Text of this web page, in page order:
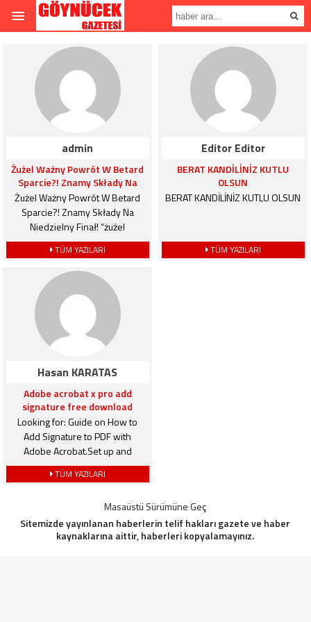
admin
Żużel Ważny Powrót W Betard
Sparcie?! Znamy Składy Na
Niedzielny Finał
Żużel Ważny Powrót W Betard
Sparcie?! Znamy Składy Na
Niedzielny Finał! “żużel
Wiadomości Sportowe, Wyniki I
Relacje Na Żywo, Tabele,
Terminarze Content Wyniki Em
Żywo Właściciel Orła Zdradził
Plany Chce Ściągnąć
Zawodników Z Pge Ekstraligi!
Odbiorą Grand Prix Toruniowi?
Polityk Pis Chce Powrotu Wielkiej
Cykl Speedway Grand Prix (sgp)
Obstawianie Na […]
TÜM YAZILARI
Editor Editor
BERAT KANDİLİNİZ KUTLU
OLSUN
BERAT KANDİLİNİZ KUTLU OLSUN
TÜM YAZILARI
Hasan KARATAS
Adobe acrobat x pro add
signature free download
Looking for: Guide on How to
Add Signature to PDF with
Adobe Acrobat.Set up and
manage your signature Click
here to Download
TÜM YAZILARI
Masaüstü Sürümüne Geç
Sitemizde yayınlanan haberlerin telif hakları gazete ve haber
kaynaklarına aittir, haberleri kopyalamayınız.